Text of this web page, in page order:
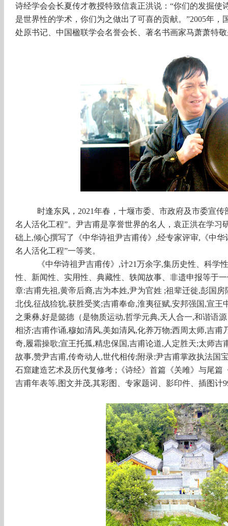
诗经学会会长夏传才教授特致信袁正洪说：“你们的发掘使
是世界性的学术，你们为之做出了可喜的贡献。”2005年，
处原书记、中国楹联学会名誉会长、著名书画家马萧萧特
时逢东风， 2021年春，十堰市委、市政府及市委宣
名人活化工程”。尹吉甫是享誉世界的名人，袁正洪在学习
础上,倾心撰写了《中华诗祖尹吉甫传》,经专家评审,《中
名人活化工程”一等奖。
《中华诗祖尹吉甫传》 ,计21万余字,集历史性、科学
性、新闻性、实用性、典藏性、轶闻故事、非遗申报等于
章:吉甫先祖 ,黄帝后裔,吉为本姓,尹为官姓 ;祖辈迁徙,彭国房
北伐,征战猃狁,获胜受奖;吉甫奉命,淮夷征赋,安邦强国 ,宣王
之秉彝,好是懿德（是物质运动,哲学元典,天人合一,和谐语
相济;吉甫作诵,穆如清风,美如清风,化养万物;西周 太师,吉甫
奇,履霜操歌;宣王托孤,精忠保国 ,吉甫论道, 人定胜天;太师吉
故事,赞尹吉甫,传奇动人 ,世代相传;附录:尹吉甫掌政执法国
石窟建造艺术及历代复修考 ; 《诗经》首篇《关雎》与尾
吉甫年表等,图文并茂,其彩图、专家题词、影印件、插图计